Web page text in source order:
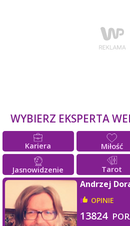
WYBIERZ EKSPERTA
Kariera Miłość
Jasnowidzenie Tarot
Andrzej
OPINIE
13824